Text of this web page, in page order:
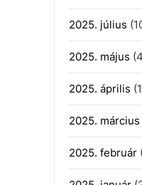
2025. július
2025. május
2025. április
2025. március
2025. február